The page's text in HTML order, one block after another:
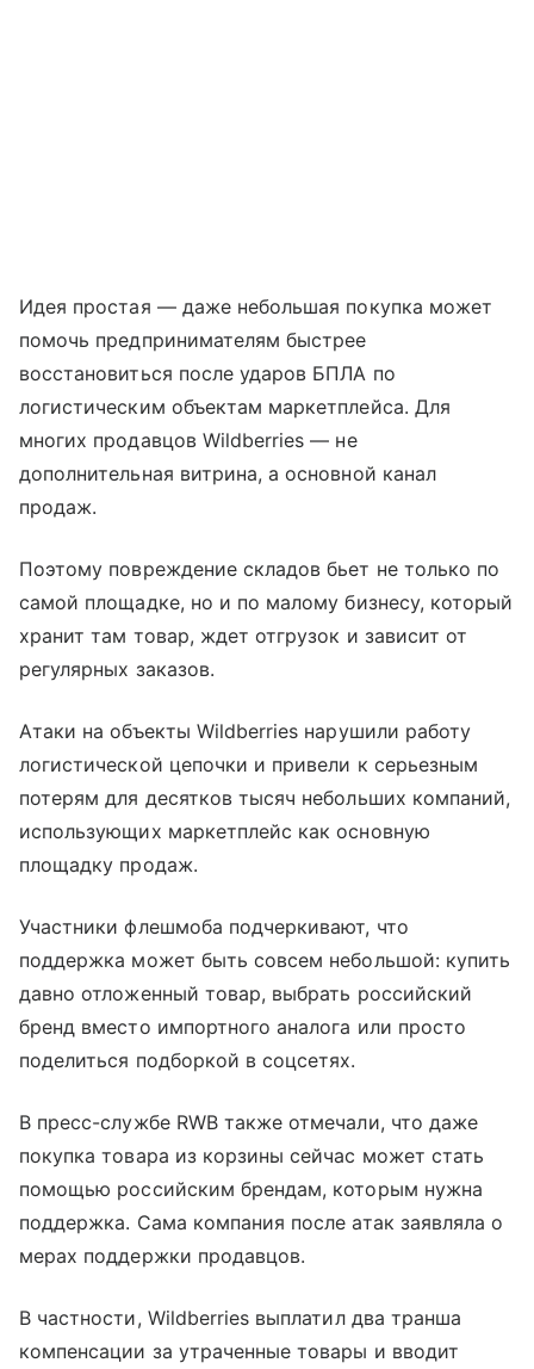
Идея простая — даже небольшая покупка может
помочь предпринимателям быстрее
восстановиться после ударов БПЛА по
логистическим объектам маркетплейса. Для
многих продавцов Wildberries — не
дополнительная витрина, а основной канал
продаж.
Поэтому повреждение складов бьет не только по
самой площадке, но и по малому бизнесу, который
хранит там товар, ждет отгрузок и зависит от
регулярных заказов.
Атаки на объекты Wildberries нарушили работу
логистической цепочки и привели к серьезным
потерям для десятков тысяч небольших компаний,
использующих маркетплейс как основную
площадку продаж.
Участники флешмоба подчеркивают, что
поддержка может быть совсем небольшой: купить
давно отложенный товар, выбрать российский
бренд вместо импортного аналога или просто
поделиться подборкой в соцсетях.
В пресс-службе RWB также отмечали, что даже
покупка товара из корзины сейчас может стать
помощью российским брендам, которым нужна
поддержка. Сама компания после атак заявляла о
мерах поддержки продавцов.
В частности, Wildberries выплатил два транша
компенсации за утраченные товары и вводит